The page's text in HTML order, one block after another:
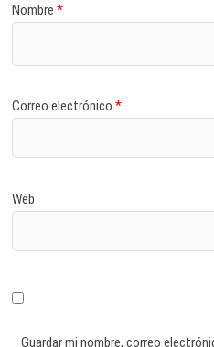
Nombre*
Correo electrónico*
Web
Guardar mi nombre, correo